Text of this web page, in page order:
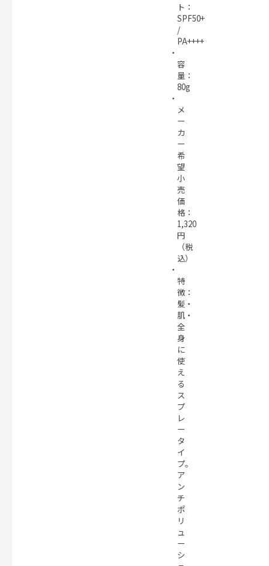
ト：
SPF50+
/
PA++++
容
量：
80g
メ
ー
カ
ー
希
望
小
売
価
格：
1,320
円
（税
込）
特
徴：
髪・
肌・
全
身
に
使
え
る
ス
プ
レ
ー
タ
イ
プ。
ア
ン
チ
ポ
リ
ュ
ー
シ